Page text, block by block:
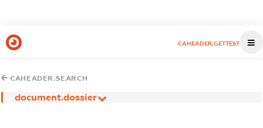
CAHEADER.GETTEST
CAHEADER.SEARCH
document.dossier